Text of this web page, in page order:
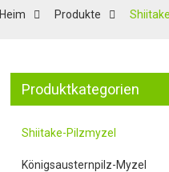
Heim Produkte
Produktkategorien
Shiitake-Pilzmyzel
Königsausternpilz-Myzel